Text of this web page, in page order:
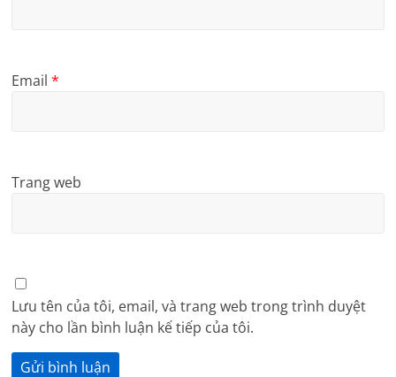
Email*
Trang web
Lưu tên của tôi, email, và trang web trong trình duyệt
này cho lần bình luận kế tiếp của tôi.